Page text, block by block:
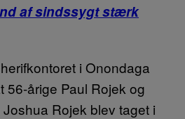
af sindssygt stærk
i Onondaga
56-årige Paul Rojek og
Rojek blev taget i